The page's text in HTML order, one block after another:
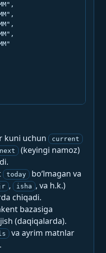
kuni uchun current
next
(keyingi namoz)
today
bo‘lmagan va
, isha , va h.k.)
chiqadi.
bazasiga
(daqiqalarda).
va ayrim matnlar